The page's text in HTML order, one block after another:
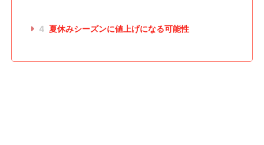
4 夏休みシーズンに値上げになる可能性